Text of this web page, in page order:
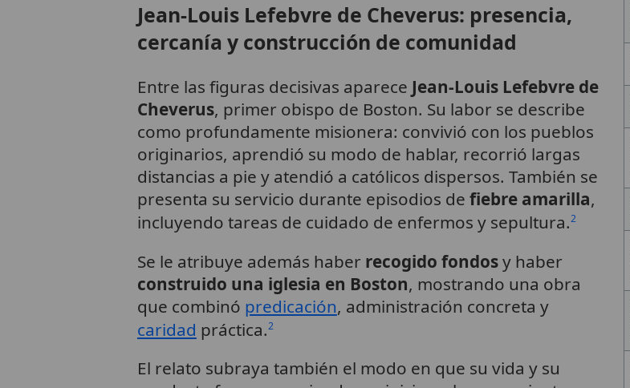
Jean-Louis Lefebvre de Cheverus: presencia,
cercanía y construcción de comunidad
Entre las figuras decisivas aparece Jean-Louis Lefebvre de
Cheverus, primer obispo de Boston. Su labor se describe
como profundamente misionera: convivió con los pueblos
originarios, aprendió su modo de hablar, recorrió largas
distancias a pie y atendió a católicos dispersos. También se
presenta su servicio durante episodios de fiebre amarilla,
incluyendo tareas de cuidado de enfermos y sepultura.2
Se le atribuye además haber recogido fondosy haber
construido una iglesia en Boston, mostrando una obra
que combinó predicación, administración concreta y
caridad práctica.2
El relato subraya también el modo en que su vida y su